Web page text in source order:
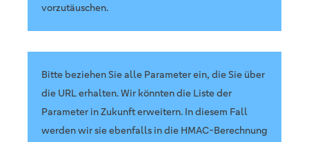
vorzutäuschen.
Bitte beziehen Sie alle Parameter ein, die Sie über
die URL erhalten. Wir könnten die Liste der
Parameter in Zukunft erweitern. In diesem Fall
werden wir sie ebenfalls in die HMAC-Berechnung